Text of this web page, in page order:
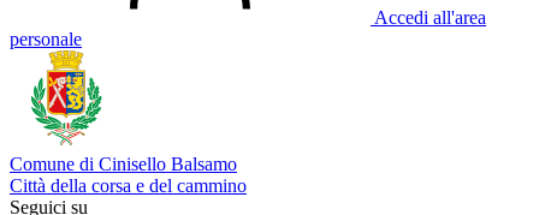
Accedi all'area
personale
Comune di Cinisello Balsamo
Città della corsa e del cammino
Seguici su